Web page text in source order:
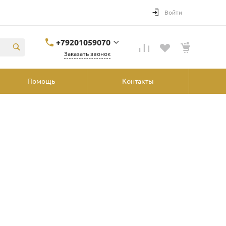
Войти
+79201059070
Заказать звонок
Помощь Контакты